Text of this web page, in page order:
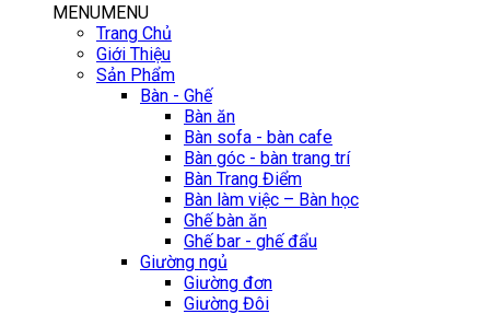
MENUMENU
Trang Chủ
Giới Thiệu
Sản Phẩm
Bàn - Ghế
Bàn ăn
Bàn sofa - bàn cafe
Bàn góc - bàn trang trí
Bàn Trang Điểm
Bàn làm việc – Bàn học
Ghế bàn ăn
Ghế bar - ghế đẩu
Giường ngủ
Giường đơn
Giường Đôi